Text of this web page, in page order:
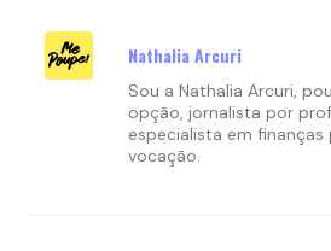
Nathalia Arcuri
Sou a Nathalia Arcuri,
opção, jornalista por
especialista em finanças
vocação.